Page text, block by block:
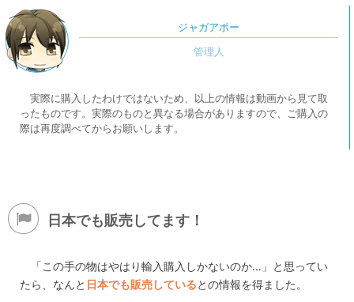
ジャガアポー
実際に購入したわけではないため、以上の情報は動画から見て取
ったものです。実際のものと異なる場合がありますので、ご購入の
際は再度調べてからお願いします。
日本でも販売してます！
「この手の物はやはり輸入購入しかないのか…」と思ってい
たら、なんと 日本でも販売しているとの情報を得ました。